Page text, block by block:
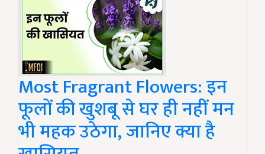
Most Fragrant Flowers: इन
फूलों की खुशबू से घर ही नहीं मन
भी महक उठेगा, जानिए क्या है